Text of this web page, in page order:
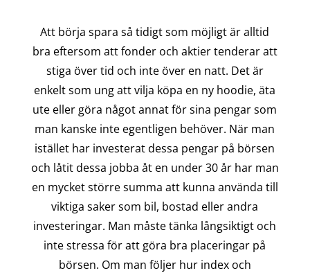
Att börja spara så tidigt som möjligt är alltid
bra eftersom att fonder och aktier tenderar att
stiga över tid och inte över en natt. Det är
enkelt som ung att vilja köpa en ny hoodie, äta
ute eller göra något annat för sina pengar som
man kanske inte egentligen behöver. När man
istället har investerat dessa pengar på börsen
och låtit dessa jobba åt en under 30 år har man
en mycket större summa att kunna använda till
viktiga saker som bil, bostad eller andra
investeringar. Man måste tänka långsiktigt och
inte stressa för att göra bra placeringar på
börsen. Om man följer hur index och